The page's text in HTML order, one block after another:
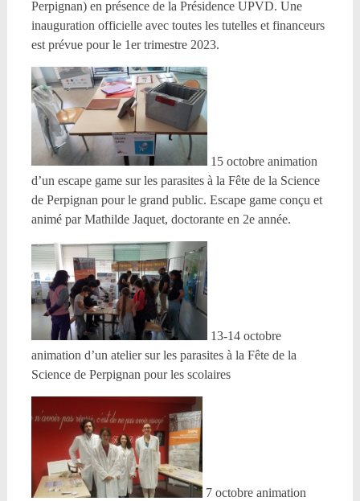
Perpignan) en présence de la Présidence UPVD. Une
inauguration officielle avec toutes les tutelles et financeurs
est prévue pour le 1er trimestre 2023.
15 octobre animation
d’un escape game sur les parasites à la Fête de la Science
de Perpignan pour le grand public. Escape game conçu et
animé par Mathilde Jaquet, doctorante en 2e année.
13-14 octobre
animation d’un atelier sur les parasites à la Fête de la
Science de Perpignan pour les scolaires
7 octobre animation